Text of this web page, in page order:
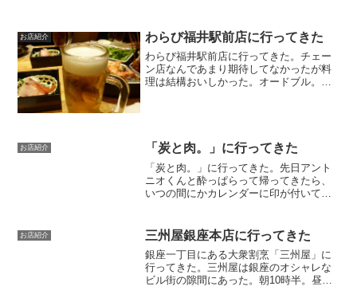
お店紹介 わらび福井駅前店に行ってきた
わらび福井駅前店に行ってきた。チェー
ン店なんであまり期待してなかったが料
理は結構おいしかった。オードブル。サ
お店紹介 「炭と肉。」に行ってきた
「炭と肉。」に行ってきた。先日アント
ニオくんと酔っぱらって帰ってきたら、
いつの間にかカレンダーに印が付いてい
しい。ということでお店のオーナーのお
姉さん自ら席に着いていた...
お店紹介 三州屋銀座本店に行ってきた
銀座一丁目にある大衆割烹「三州屋」に
行ってきた。三州屋は銀座のオシャレな
ビル街の隙間にあった。朝10時半。昼飯